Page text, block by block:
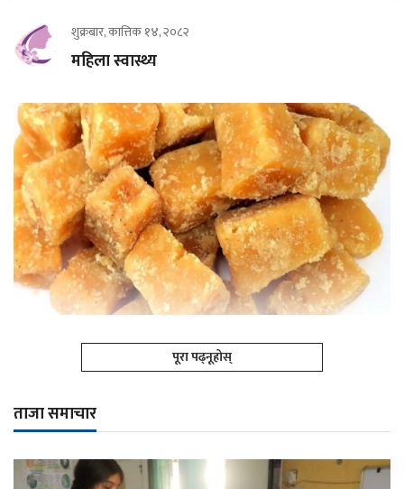
शुक्रबार, कात्तिक १४, २०८२
महिला स्वास्थ्य
पूरा पढ्नूहोस्
ताजा समाचार